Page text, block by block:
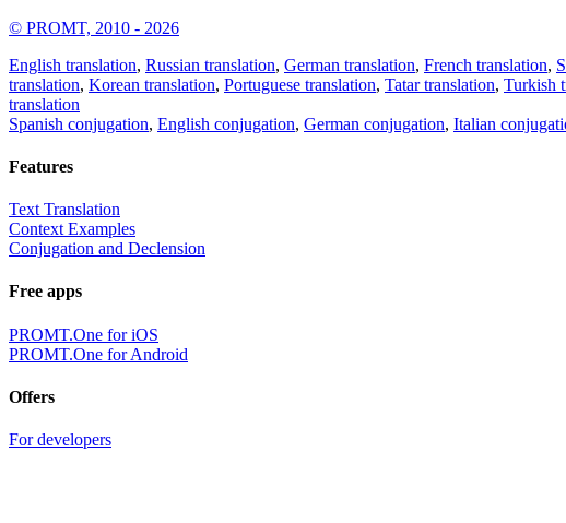
© PROMT, 2010 - 2026
English translation, Russian translation, German translation, French translation,
translation, Korean translation, Portuguese translation, Tatar translation, Turkish
translation
Spanish conjugation, English conjugation, German conjugation, Italian
Features
Text Translation
Context Examples
Conjugation and Declension
Free apps
PROMT.One for iOS
PROMT.One for Android
Offers
For developers